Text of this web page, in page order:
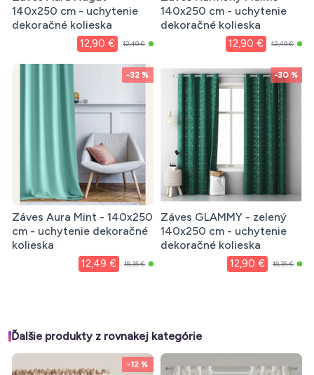
140x250 cm - uchytenie
dekoračné kolieska
12,90 € 12,49 €
140x250 cm - uchytenie
dekoračné kolieska
12,90 € 12,49 €
-32 %
Záves Aura Mint - 140x250
cm - uchytenie dekoračné
kolieska
12,49 € 18,35 €
-30 %
Záves GLAMMY - zelený
140x250 cm - uchytenie
dekoračné kolieska
12,90 € 18,35 €
Ďalšie produkty z rovnakej kategórie
-12 %